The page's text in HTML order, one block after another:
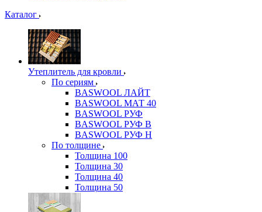
Каталог
Утеплитель для кровли
По сериям
BASWOOL ЛАЙТ
BASWOOL МАТ 40
BASWOOL РУФ
BASWOOL РУФ В
BASWOOL РУФ Н
По толщине
Толщина 100
Толщина 30
Толщина 40
Толщина 50